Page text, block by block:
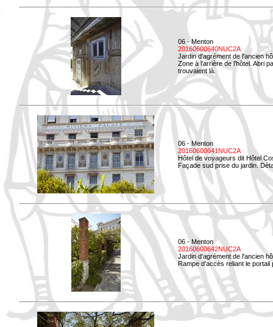
06 - Menton
20160600640NUC2A
Jardin d'agrément de l'ancien
Zone à l'arrière de l'hôtel. Abri
trouvaient là.
06 - Menton
20160600641NUC2A
Hôtel de voyageurs dit Hôtel
Façade sud prise du jardin.
06 - Menton
20160600642NUC2A
Jardin d'agrément de l'ancien
Rampe d'accès reliant le portail